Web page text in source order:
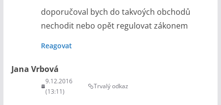
doporučoval bych do takvoých obchodů
nechodit nebo opět regulovat zákonem
Reagovat
Jana Vrbová
9.12.2016
(13:11)
Trvalý odkaz